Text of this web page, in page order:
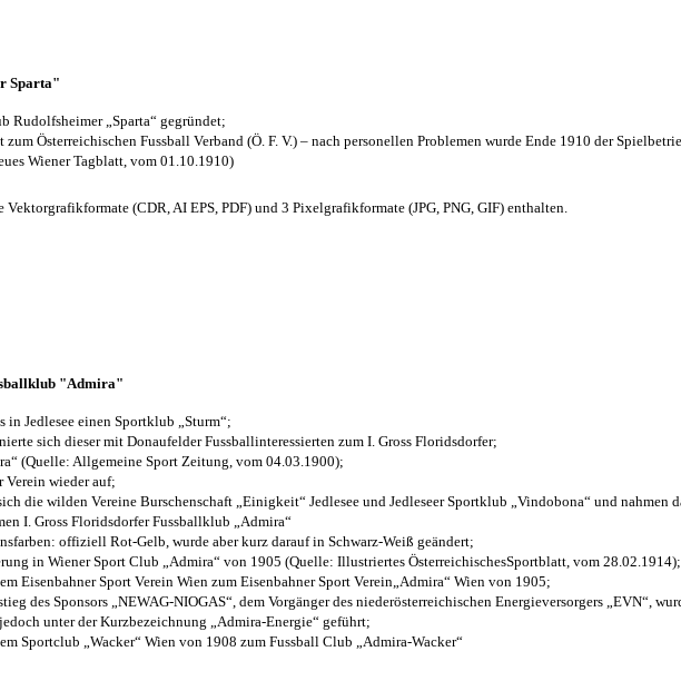
Sparta"
Rudolfsheimer „Sparta“ gegründet;
Österreichischen Fussball Verband (Ö. F. V.) – nach personellen Problemen wurde Ende 1910 der
Wiener Tagblatt, vom 01.10.1910)
(CDR, AI EPS, PDF) und 3 Pixelgrafikformate (JPG, PNG, GIF) enthalten.
"Admira"
in Jedlesee einen Sportklub „Sturm“;
sich dieser mit Donaufelder Fussballinteressierten zum I. Gross Floridsdorfer;
(Quelle: Allgemeine Sport Zeitung, vom 04.03.1900);
Verein wieder auf;
die wilden Vereine Burschenschaft „Einigkeit“ Jedlesee und Jedleseer Sportklub „Vindobona“ und nahmen
I. Gross Floridsdorfer Fussballklub „Admira“
offiziell Rot-Gelb, wurde aber kurz darauf in Schwarz-Weiß geändert;
in Wiener Sport Club „Admira“ von 1905 (Quelle: Illustriertes ÖsterreichischesSportblatt, vom 28.02.1914);
Eisenbahner Sport Verein Wien zum Eisenbahner Sport Verein„Admira“ Wien von 1905;
des Sponsors „NEWAG-NIOGAS“, dem Vorgänger des niederösterreichischen Energieversorgers „EVN“,
unter der Kurzbezeichnung „Admira-Energie“ geführt;
Sportclub „Wacker“ Wien von 1908 zum Fussball Club „Admira-Wacker“